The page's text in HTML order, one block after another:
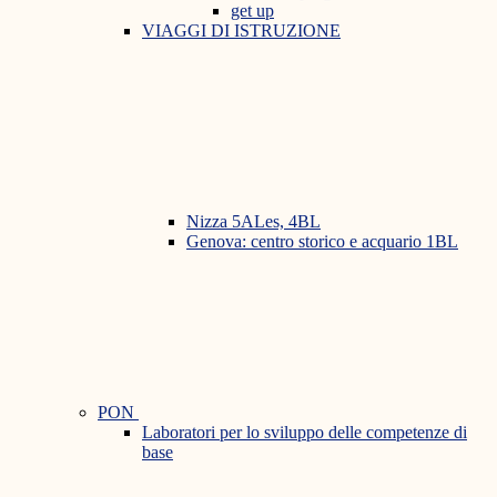
get up
VIAGGI DI ISTRUZIONE
Nizza 5ALes, 4BL
Genova: centro storico e acquario 1BL
PON
Laboratori per lo sviluppo delle competenze di
base